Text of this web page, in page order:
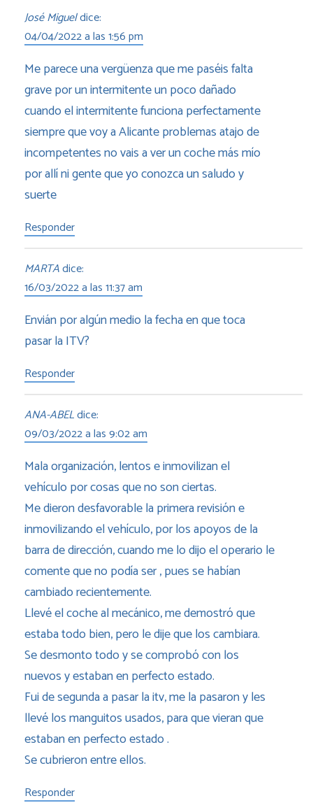
José Migueldice:
04/04/2022 a las 1:56 pm
Me parece una vergüenza que me paséis falta
grave por un intermitente un poco dañado
cuando el intermitente funciona perfectamente
siempre que voy a Alicante problemas atajo de
incompetentes no vais a ver un coche más mío
por allí ni gente que yo conozca un saludo y
suerte
Responder
MARTAdice:
16/03/2022 a las 11:37 am
Envián por algún medio la fecha en que toca
pasar la ITV?
Responder
ANA-ABELdice:
09/03/2022 a las 9:02 am
Mala organización, lentos e inmovilizan el
vehículo por cosas que no son ciertas.
Me dieron desfavorable la primera revisión e
inmovilizando el vehículo, por los apoyos de la
barra de dirección, cuando me lo dijo el operario le
comente que no podía ser , pues se habían
cambiado recientemente.
Llevé el coche al mecánico, me demostró que
estaba todo bien, pero le dije que los cambiara.
Se desmonto todo y se comprobó con los
nuevos y estaban en perfecto estado.
Fui de segunda a pasar la itv, me la pasaron y les
llevé los manguitos usados, para que vieran que
estaban en perfecto estado .
Se cubrieron entre ellos.
Responder